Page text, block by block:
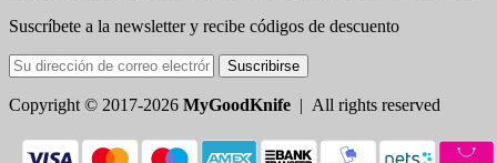
Suscríbete a la newsletter y recibe códigos de descuento
Suscribirse
Copyright © 2017-2026 MyGoodKnife | All rights reserved